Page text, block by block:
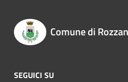
Comune di
SEGUICI SU